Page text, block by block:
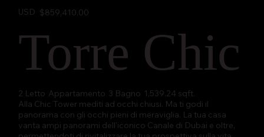
Torre Chic
Alla Chic Tower mediti ad occhi chiusi. Ma ti godi il
panorama con gli occhi pieni di meraviglia. La tua casa
vanta ampi panorami dell'iconico Canale di Dubai e oltre,
$859,410.00
USD
3 Bagno
2 Letto Appartamento 1,539.24 sqft.